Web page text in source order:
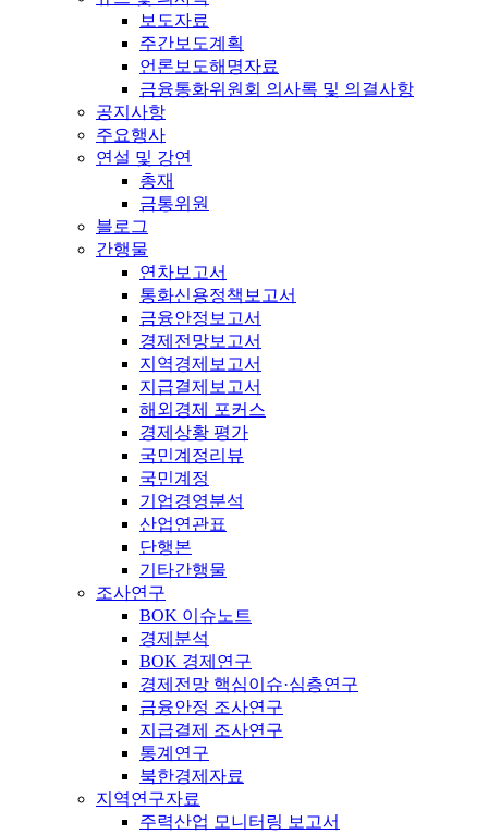
보도자료
주간보도계획
언론보도해명자료
금융통화위원회 의사록 및 의결사항
공지사항
주요행사
연설 및 강연
총재
금통위원
블로그
간행물
연차보고서
통화신용정책보고서
금융안정보고서
경제전망보고서
지역경제보고서
지급결제보고서
해외경제 포커스
경제상황 평가
국민계정리뷰
국민계정
기업경영분석
산업연관표
단행본
기타간행물
조사연구
BOK 이슈노트
경제분석
BOK 경제연구
경제전망 핵심이슈·심층연구
금융안정 조사연구
지급결제 조사연구
통계연구
북한경제자료
지역연구자료
주력산업 모니터링 보고서